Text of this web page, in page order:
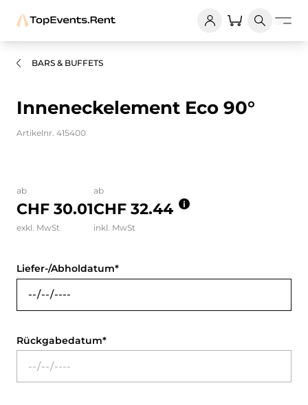
BARS & BUFFETS
Inneneckelement Eco 90°
Artikelnr. 415400
ab
CHF 30.01
exkl. MwSt
ab
CHF 32.44
inkl. MwSt
Liefer-/Abholdatum
Rückgabedatum